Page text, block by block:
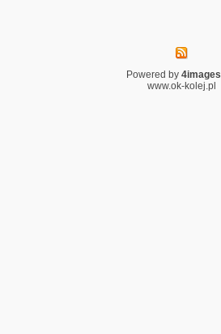
Powered by 4images
www.ok-kolej.pl